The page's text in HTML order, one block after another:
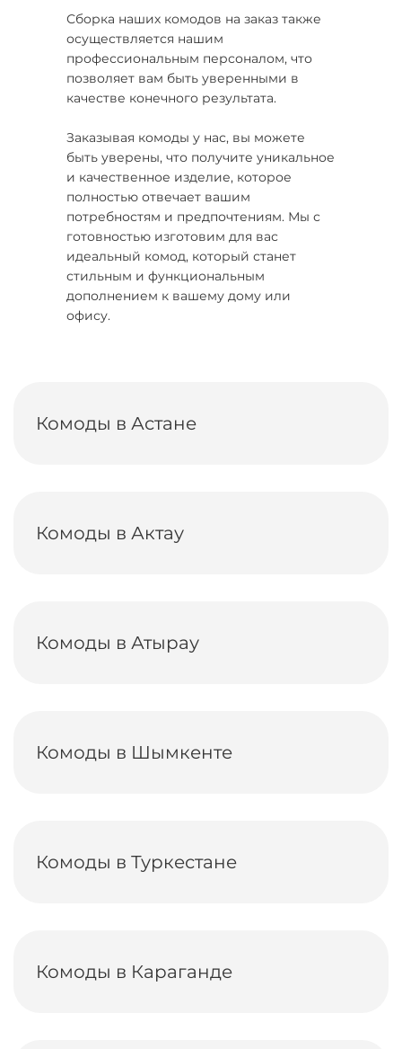
Сборка наших комодов на заказ также
осуществляется нашим
профессиональным персоналом, что
позволяет вам быть уверенными в
качестве конечного результата.
Заказывая комоды у нас, вы можете
быть уверены, что получите уникальное
и качественное изделие, которое
полностью отвечает вашим
потребностям и предпочтениям. Мы с
готовностью изготовим для вас
идеальный комод, который станет
стильным и функциональным
дополнением к вашему дому или
офису.
Комоды в Астане
Комоды в Актау
Комоды в Атырау
Комоды в Шымкенте
Комоды в Туркестане
Комоды в Караганде